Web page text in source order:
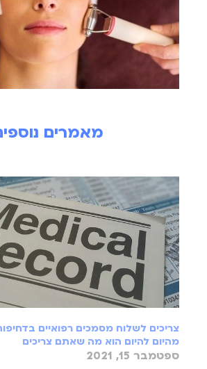
מאמרים נוספים
צריכים לשלוח מסמכים רפואיים
מהיום להיום הוא מה שאתם צריכים
ספטמבר 15, 2021